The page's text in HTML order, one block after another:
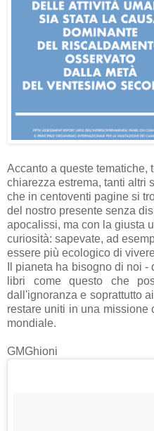
Accanto a queste tematiche,
chiarezza estrema, tanti altri
che in centoventi pagine si
del nostro presente senza
apocalissi, ma con la giusta
curiosità: sapevate, ad
essere più ecologico di
Il pianeta ha bisogno di noi
libri come questo che
dall'ignoranza e soprattutto
restare uniti in una missione
mondiale.
GMGhioni